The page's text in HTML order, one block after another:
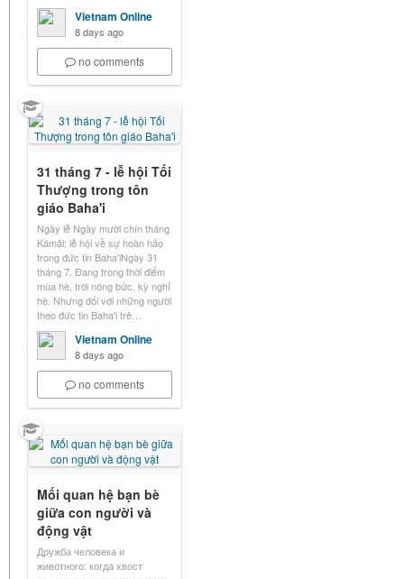
Vietnam Online
8 days ago
no comments
31 tháng 7 - lễ hội Tối
Thượng trong tôn
giáo Baha'i
Ngày lễ Ngày mười chín tháng
Kámâl: lễ hội về sự hoàn hảo
trong đức tin Baha'iNgày 31
tháng 7. Đang trong thời điểm
mùa hè, trời nóng bức, kỳ nghỉ
hè. Nhưng đối với những người
theo đức tin Baha'i trê…
Vietnam Online
8 days ago
no comments
Mối quan hệ bạn bè
giữa con người và
động vật
Дружба человека и
животного: когда хвост